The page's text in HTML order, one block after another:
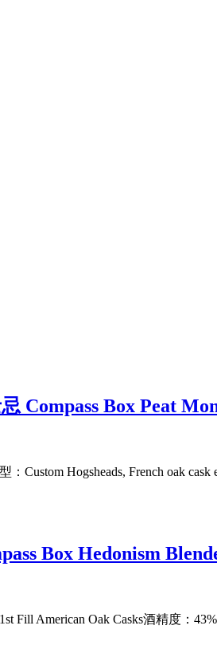
Compass Box Peat
Custom Hogsheads, French oak
Box Hedonism
Fill American Oak Casks酒精度：